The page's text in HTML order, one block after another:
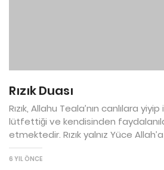
Rızık Duası
Rızık, Allahu Teala’nın canlılara
lütfettiği ve kendisinden
etmektedir. Rızık yalnız Yüce
6 YIL ÖNCE